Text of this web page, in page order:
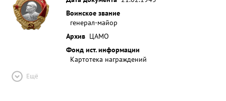
Воинское звание
генерал-майор
Архив ЦАМО
Фонд ист. информации
Картотека награждений
Ещё